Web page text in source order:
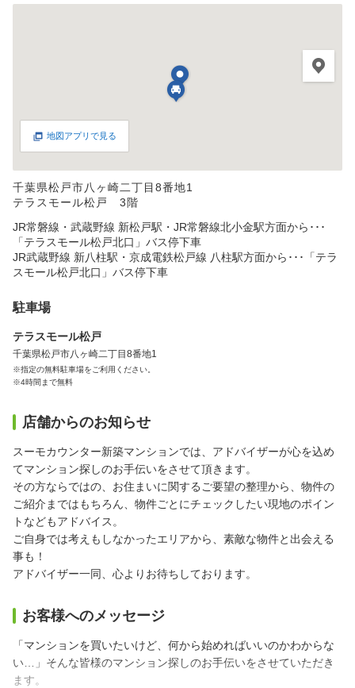
地図アプリで見る
千葉県松戸市八ヶ崎二丁目8番地1
テラスモール松戸 3階
JR常磐線・武蔵野線 新松戸駅・JR常磐線北小金駅方面から･･･
「テラスモール松戸北口」バス停下車
JR武蔵野線 新八柱駅・京成電鉄松戸線 八柱駅方面から･･･「テラ
スモール松戸北口」バス停下車
駐車場
テラスモール松戸
千葉県松戸市八ヶ崎二丁目8番地1
※指定の無料駐車場をご利用ください。
※4時間まで無料
店舗からのお知らせ
スーモカウンター新築マンションでは、アドバイザーが心を込め
てマンション探しのお手伝いをさせて頂きます。
その方ならではの、お住まいに関するご要望の整理から、物件の
ご紹介まではもちろん、物件ごとにチェックしたい現地のポイン
トなどもアドバイス。
ご自身では考えもしなかったエリアから、素敵な物件と出会える
事も！
アドバイザー一同、心よりお待ちしております。
お客様へのメッセージ
「マンションを買いたいけど、何から始めればいいのかわからな
い…」そんな皆様のマンション探しのお手伝いをさせていただき
ます。